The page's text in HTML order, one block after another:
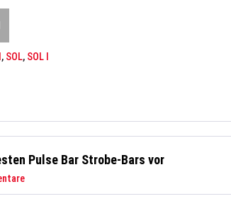
, SOL, SOL I
Pulse Bar Strobe-Bars vor